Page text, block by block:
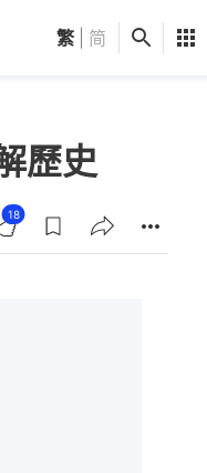
觀點 健康
繁 简
歷史
18